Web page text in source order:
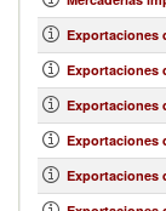
Exportaciones
Exportaciones
Exportaciones
Exportaciones
Exportaciones